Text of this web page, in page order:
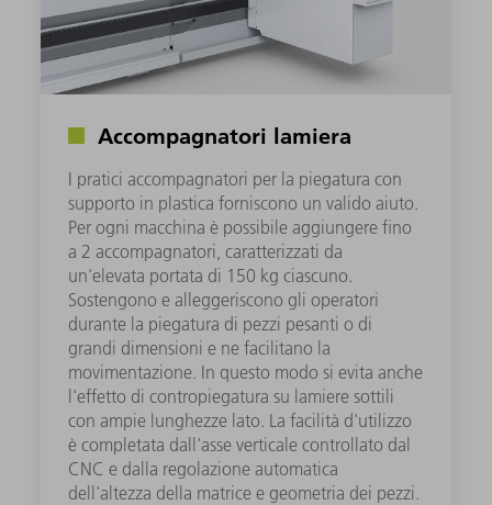
Accompagnatori lamiera
I pratici accompagnatori per la piegatura con
supporto in plastica forniscono un valido aiuto.
Per ogni macchina è possibile aggiungere fino
a 2 accompagnatori, caratterizzati da
un'elevata portata di 150 kg ciascuno.
Sostengono e alleggeriscono gli operatori
durante la piegatura di pezzi pesanti o di
grandi dimensioni e ne facilitano la
movimentazione. In questo modo si evita anche
l'effetto di contropiegatura su lamiere sottili
con ampie lunghezze lato. La facilità d'utilizzo
è completata dall'asse verticale controllato dal
CNC e dalla regolazione automatica
dell'altezza della matrice e geometria dei pezzi.